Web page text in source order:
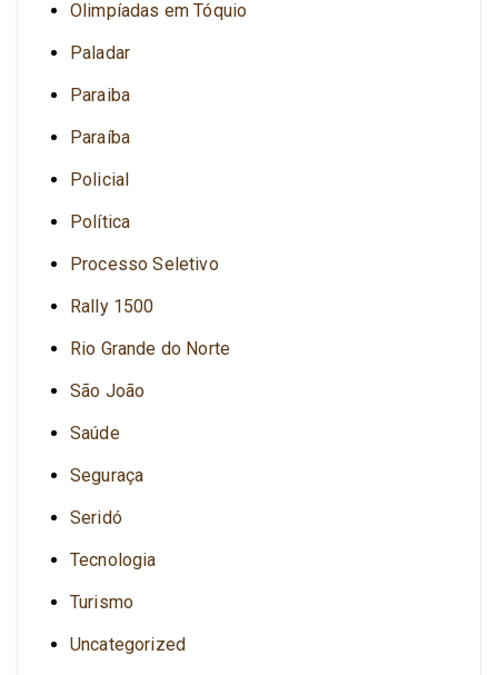
Olimpíadas em Tóquio
Paladar
Paraiba
Paraíba
Policial
Política
Processo Seletivo
Rally 1500
Rio Grande do Norte
São João
Saúde
Seguraça
Seridó
Tecnologia
Turismo
Uncategorized